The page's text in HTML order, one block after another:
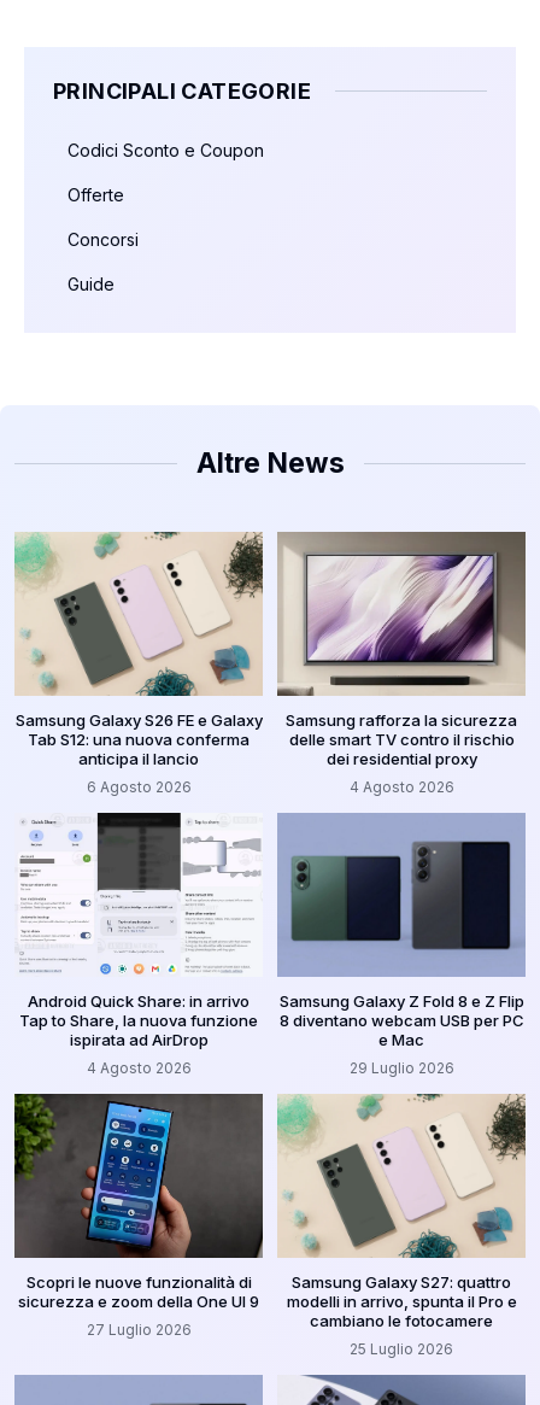
PRINCIPALI CATEGORIE
Codici Sconto e Coupon
Offerte
Concorsi
Guide
Altre News
Samsung Galaxy S26 FE e Galaxy
Tab S12: una nuova conferma
anticipa il lancio
6 Agosto 2026
Samsung rafforza la sicurezza
delle smart TV contro il rischio
dei residential proxy
4 Agosto 2026
Android Quick Share: in arrivo
Tap to Share, la nuova funzione
ispirata ad AirDrop
4 Agosto 2026
Samsung Galaxy Z Fold 8 e Z Flip
8 diventano webcam USB per PC
e Mac
29 Luglio 2026
Scopri le nuove funzionalità di
sicurezza e zoom della One UI 9
27 Luglio 2026
Samsung Galaxy S27: quattro
modelli in arrivo, spunta il Pro e
cambiano le fotocamere
25 Luglio 2026